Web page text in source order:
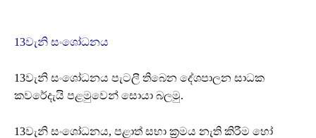
13වැනි සංශෝධනය
13වැනි සංශෝධනය පැටලී තිබෙන දේශපාලන සාධක
කවරේදැයි පළමුවෙන් සොයා බලමු.
13වැනි සංශෝධනය, පළාත් සභා ක්‍රමය නැති කිරීම හෝ